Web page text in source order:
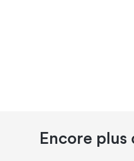
Encore